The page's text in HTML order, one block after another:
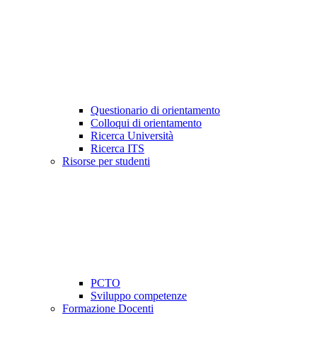
Questionario di orientamento
Colloqui di orientamento
Ricerca Università
Ricerca ITS
Risorse per studenti
PCTO
Sviluppo competenze
Formazione Docenti